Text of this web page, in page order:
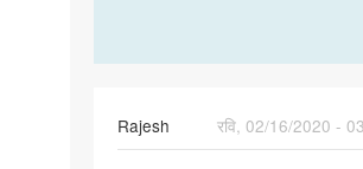
Rajesh
रवि, 02/16/2020 -